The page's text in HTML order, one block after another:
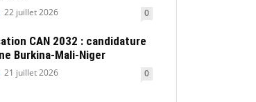
22 juillet 2026 0
CAN 2032 : candidature
Burkina-Mali-Niger
21 juillet 2026 0